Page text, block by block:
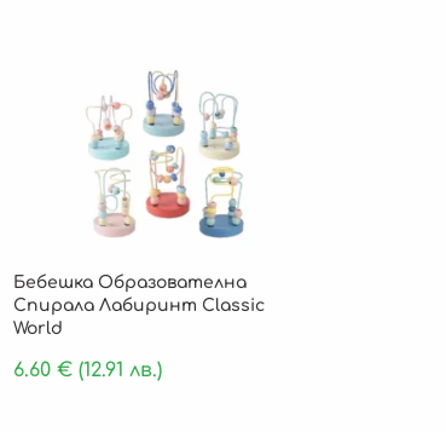
Бебешка Образователна
Спирала Лабиринт Classic
World
6.60€ (12.91 лв.)